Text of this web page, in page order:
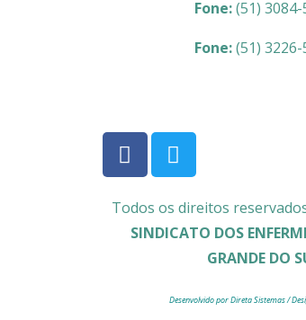
Fone:(51)
Fone:(51)
Todos os direitos
SINDICATO DOS
GRANDE DO
Desenvolvido por Direta Sistemas /